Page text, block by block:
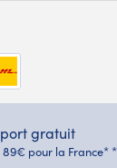
gratuit
pour la France*